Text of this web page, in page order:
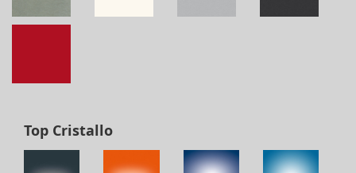
Top Cristallo